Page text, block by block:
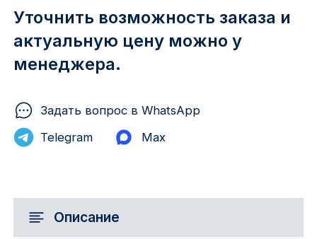
3-й Участок
4-й Участок
Уточнить возможность заказа и
актуальную цену можно у
менеджера.
Задать вопрос в WhatsApp
Telegram
Max
Описание